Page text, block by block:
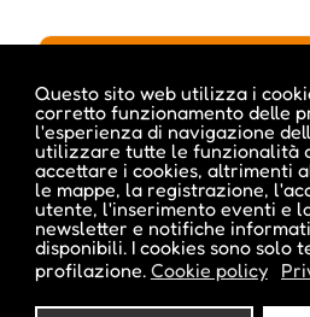
Questo sito web utilizza i
corretto funzionamento delle
l'esperienza di navigazione
utilizzare tutte le funzionalità
accettare i cookies, altrimenti
le mappe, la registrazione,
utente, l'inserimento eventi e
newsletter e notifiche
disponibili. I cookies sono solo
profilazione. Cookie policy